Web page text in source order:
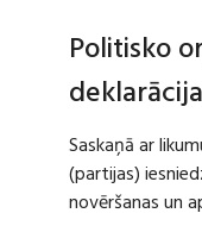
Politisko
Saskaņā ar
(partijas)
novēršanas un